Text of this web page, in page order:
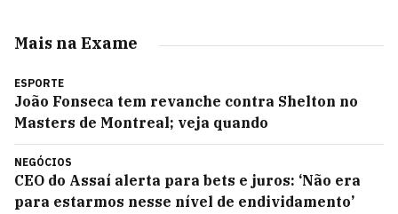
Mais na Exame
ESPORTE
João Fonseca tem revanche contra Shelton no
Masters de Montreal; veja quando
NEGÓCIOS
CEO do Assaí alerta para bets e juros: ‘Não era
para estarmos nesse nível de endividamento’